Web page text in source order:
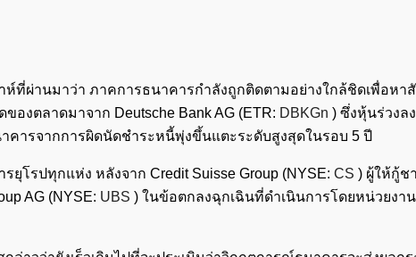
ห์ที่ผ่านมาว่า ภาคการธนาคารกำลังถูกติดตามอย่างใกล้ชิดเพื่อห
งตลาดมาจาก Deutsche Bank AG (ETR: DBKGn ) ซึ่งหุ้นร่วงล
ารจากการผิดนัดชำระหนี้พุ่งขึ้นแตะระดับสูงสุดในรอบ 5 ปี
โรปทุกแห่ง หลังจาก Credit Suisse Group (NYSE: CS ) ผู้ให้กู้ช
AG (NYSE: UBS ) ในข้อตกลงฉุกเฉินที่ดำเนินการโดยหน่วยงา